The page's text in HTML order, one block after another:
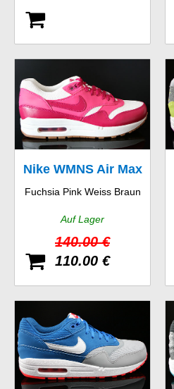
Nike WMNS Air Max
1 Vintage
Fuchsia Pink Weiss Braun
Auf Lager
140.00 €
110.00 €